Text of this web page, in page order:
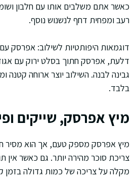
כאשר אתם משלבים אותו עם חלבון
רעב ומפחית דחף לנשנוש נוסף.
דוגמאות היפותטיות לשילוב: אפרסק עם
דלעת, אפרסק חתוך בסלט ירוק עם
גבינה לבנה. השילוב יוצר ארוחה קטנה
בלבד.
מיץ אפרסק, שייקים
מיץ אפרסק מספק טעם, אך הוא מסיר
צריכת סוכר מהירה יותר. גם כאשר אין
מקלה על צריכה של כמות גדולה בזמן